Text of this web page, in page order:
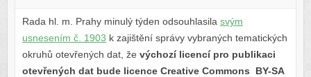
Rada hl. m. Prahy minulý týden odsouhlasila svým
usnesením č. 1903 k zajištění správy vybraných tematických
okruhů otevřených dat, že výchozí licencí pro publikaci
otevřených dat bude licence Creative Commons BY-SA